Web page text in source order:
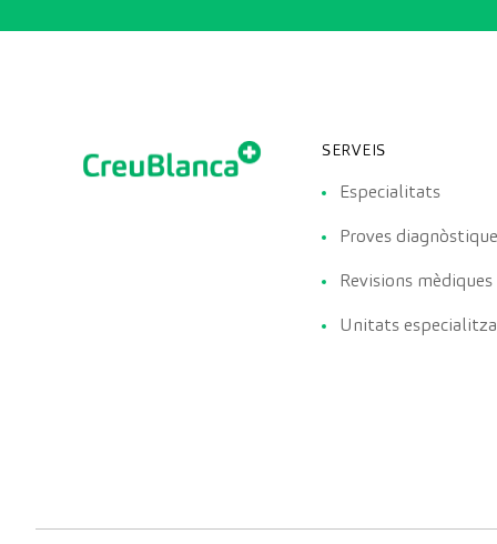
SERVEIS
Especialitats
Proves
Revisions mèdiques
Unitats